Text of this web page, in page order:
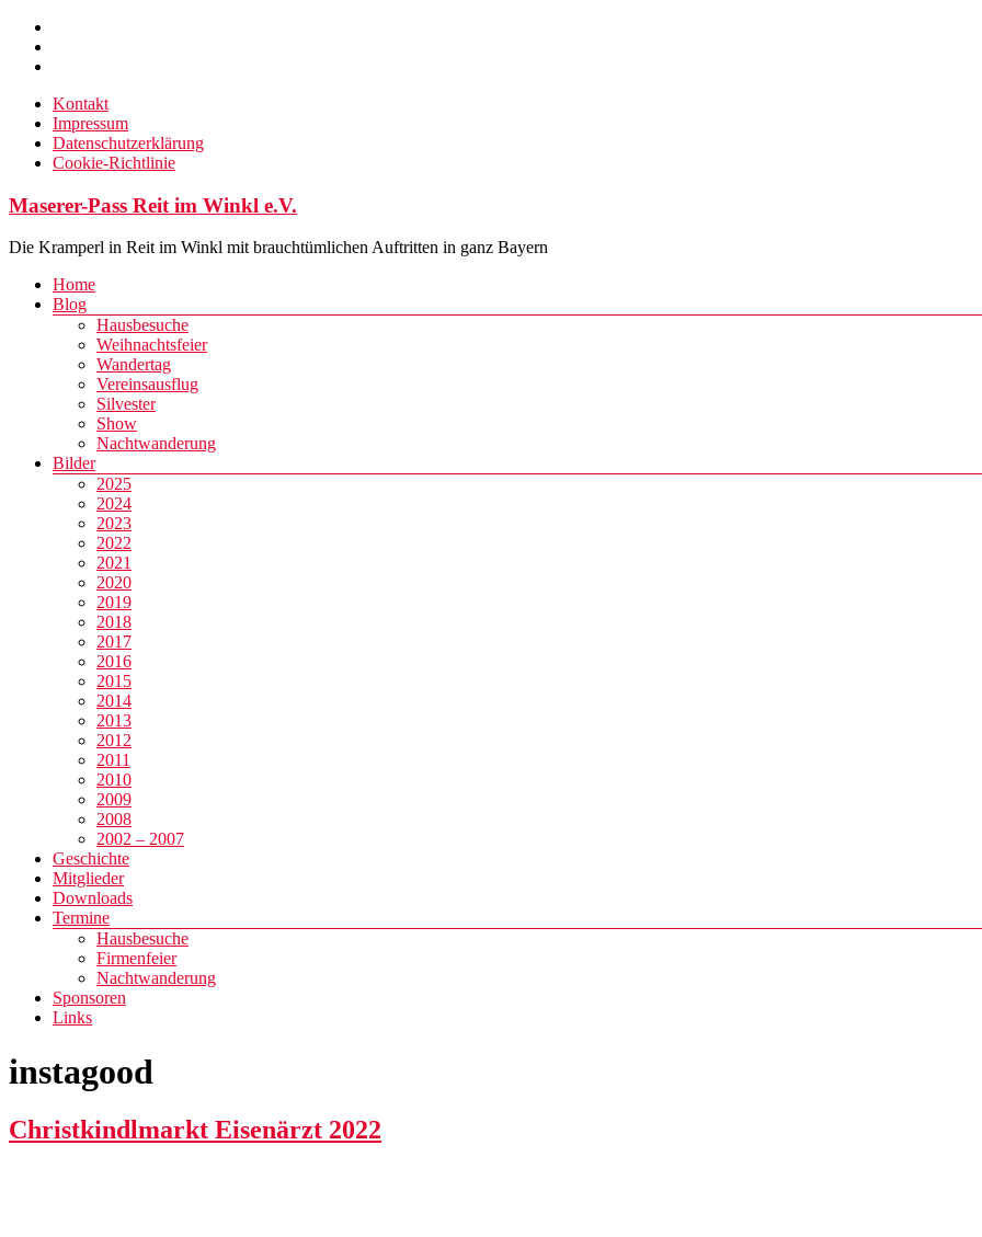
Zum
Inhalt
springen
Kontakt
Impressum
Datenschutzerklärung
Cookie-Richtlinie
Maserer-Pass Reit im Winkl e.V.
Die Kramperl in Reit im Winkl mit brauchtümlichen Auftritten in ganz Bayern
Menü
Home
Blog
Hausbesuche
Weihnachtsfeier
Wandertag
Vereinsausflug
Silvester
Show
Nachtwanderung
Bilder
2025
2024
2023
2022
2021
2020
2019
2018
2017
2016
2015
2014
2013
2012
2011
2010
2009
2008
2002 – 2007
Geschichte
Mitglieder
Downloads
Termine
Hausbesuche
Firmenfeier
Nachtwanderung
Sponsoren
Links
instagood
Christkindlmarkt Eisenärzt 2022